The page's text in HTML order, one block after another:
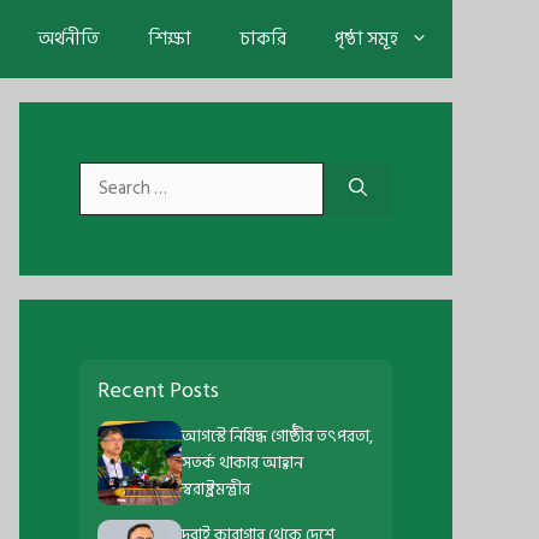
অর্থনীতি শিক্ষা চাকরি পৃষ্ঠা সমূহ
Search
for:
Recent Posts
আগস্টে নিষিদ্ধ গোষ্ঠীর তৎপরতা,
সতর্ক থাকার আহ্বান
স্বরাষ্ট্রমন্ত্রীর